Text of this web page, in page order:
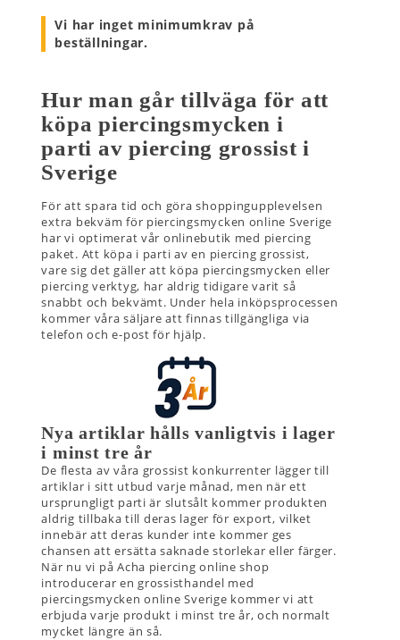
Vi har inget minimumkrav på
beställningar.
Hur man går tillväga för att
köpa piercingsmycken i
parti av piercing grossist i
Sverige
För att spara tid och göra shoppingupplevelsen
extra bekväm för piercingsmycken online Sverige
har vi optimerat vår onlinebutik med piercing
paket. Att köpa i parti av en piercing grossist,
vare sig det gäller att köpa piercingsmycken eller
piercing verktyg, har aldrig tidigare varit så
snabbt och bekvämt. Under hela inköpsprocessen
kommer våra säljare att finnas tillgängliga via
telefon och e-post för hjälp.
Nya artiklar hålls vanligtvis i lager
i minst tre år
De flesta av våra grossist konkurrenter lägger till
artiklar i sitt utbud varje månad, men när ett
ursprungligt parti är slutsålt kommer produkten
aldrig tillbaka till deras lager för export, vilket
innebär att deras kunder inte kommer ges
chansen att ersätta saknade storlekar eller färger.
När nu vi på Acha piercing online shop
introducerar en grossisthandel med
piercingsmycken online Sverige kommer vi att
erbjuda varje produkt i minst tre år, och normalt
mycket längre än så.